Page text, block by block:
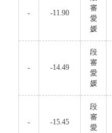
- -11.90
審
愛
媛
- -14.49
段
審
愛
媛
- -15.45
段
審
愛